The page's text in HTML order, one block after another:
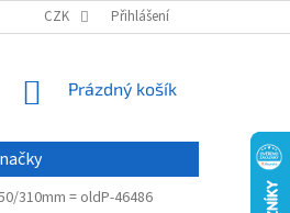
ČASTO KLADENÉ DOTAZY
CZK Přihlášení
NÁKUPNÍ
Prázdný košík
310mm = oldP-46486